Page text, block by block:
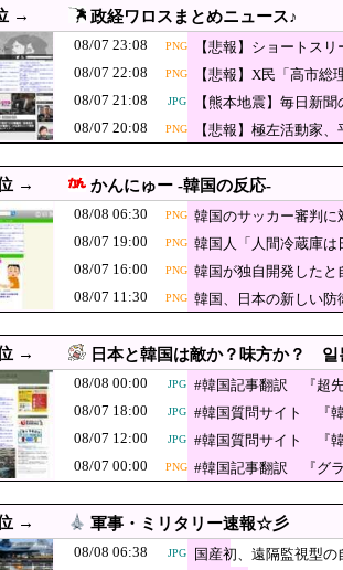
か……」と節操の無さに呆
PNG 【悲報】ショートスリーパー堀大
的アドバイスに激昂 ｗｗｗｗｗｗ
【熊本地震】避難者の食生活、改善急務
韓国人「またサムスン電子を買う時が来
【衝撃】韓国人「エボシ御前の声の人、若
JPG 「盗人たけだけしい」中国国防省
JPG ひろゆき氏の妻・西村ゆか氏、新党結成
韓国人「韓国代表がロン
対象になり得る』と報道！
【速報】人事院、2年連続
激混みのはずの東京駅で
みると……
PNG 【悲報】X民「高市総理が防弾ガ
な人！」 ← 突っ込み殺到 ………
【速報】サウジ パキスタン トルコ３カ国
JPG 【鹿児島】突然右折し路面電車と衝突 乗
韓国人「李在明大統領が株価操作記者に
JPG 【悲報】タイミー虐めが流行ってる模様
JPG 中国メディア 中国製の「プレハブ住宅」
PNG 【さようなら】れいわ大石あきこさん、離
→ 政経ワロスまとめニュース♪
08/07 23:08
PNG
【悲報】ショートス
アドバイスに激昂 ｗ
08/07 22:08 PNG
【悲報】X民「高市
人！」 ← 突っ込み
08/07 21:08 JPG
【熊本地震】毎日新
しょ？教えてよ？教
08/07 20:08 PNG 【悲報】極左活動家
→ かんにゅー -韓国の反応-
08/08 06:30
PNG 韓国のサッカー審判
08/07 19:00
PNG 韓国人「人間冷蔵庫は
08/07 16:00
PNG 韓国が独自開発した
08/07 11:30
PNG 韓国、日本の新しい
→ 日本と韓国は敵か？味方か？ 일
08/08 00:00
JPG
#韓国記事翻訳 『超先
08/07 18:00
JPG
#韓国質問サイト 『韓
08/07 12:00
JPG
#韓国質問サイト 『韓
08/07 00:00
PNG #韓国記事翻訳 『グラ
→ 軍事・ミリタリー速報☆彡
08/08 06:38
JPG
国産初、遠隔監視型